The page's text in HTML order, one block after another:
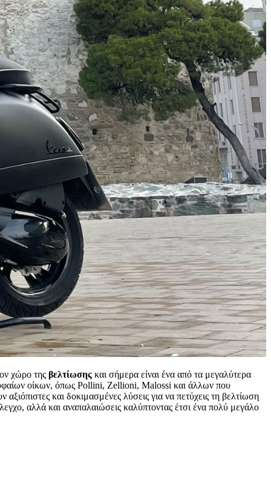
χώρο της βελτίωσης και σήμερα είναι ένα από τα μεγαλύτερα
οίκων, όπως Pollini, Zellioni, Malossi και άλλων που
και δοκιμασμένες λύσεις για να πετύχεις τη βελτίωση
αλλά και αναπαλαιώσεις καλύπτοντας έτσι ένα πολύ μεγάλο